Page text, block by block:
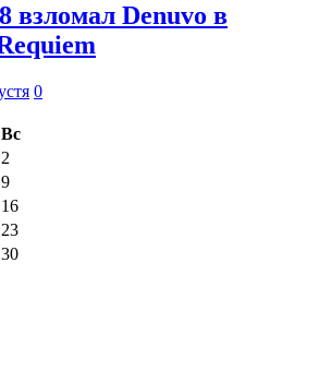
взломал Denuvo в
0
Вс
2
9
16
23
30